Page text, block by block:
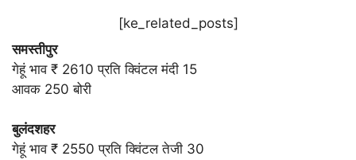
[ke_related_posts]
समस्तीपुर
गेहूं भाव ₹ 2610 प्रति क्विंटल मंदी 15
आवक 250 बोरी
बुलंदशहर
गेहूं भाव ₹ 2550 प्रति क्विंटल तेजी 30